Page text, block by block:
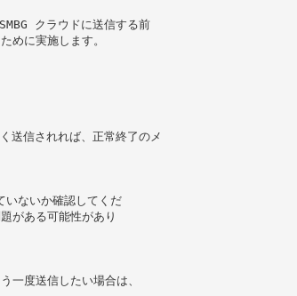
クラウドに送信する前
めに実施します。
送信されれば、正常終了のメ
ないか確認してくだ
がある可能性があり
一度送信したい場合は、